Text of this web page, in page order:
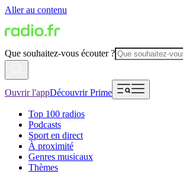
Aller au contenu
Que souhaitez-vous écouter ?
Ouvrir l'appDécouvrir Prime
Top 100 radios
Podcasts
Sport en direct
À proximité
Genres musicaux
Thèmes